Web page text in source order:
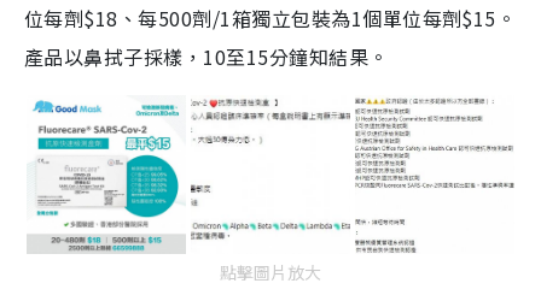
位每劑$18、每500劑/1箱獨立包裝為1個單位每劑$15。
產品以鼻拭子採樣，10至15分鐘知結果。
點擊圖片放大